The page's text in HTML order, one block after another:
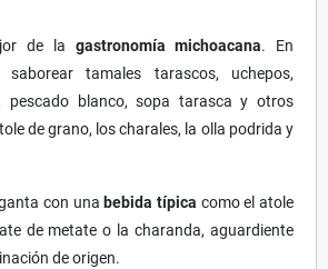
de la gastronomía michoacana. En
saborear tamales tarascos, uchepos,
pescado blanco, sopa tarasca y otros
de grano, los charales, la olla podrida y
con una bebida típica como el atole
de metate o la charanda, aguardiente
de origen.